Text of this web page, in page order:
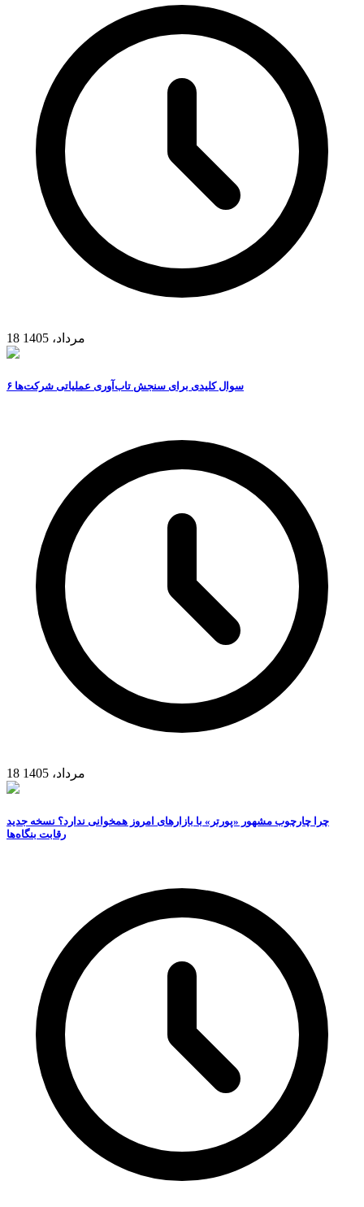
18 مرداد، 1405
۶ سوال کلیدی برای سنجش تاب‌آوری عملیاتی شرکت‌ها
18 مرداد، 1405
چرا چارچوب مشهور «پورتر» با بازارهای امروز همخوانی ندارد؟ نسخه جدید
رقابت‌ بنگاه‌ها